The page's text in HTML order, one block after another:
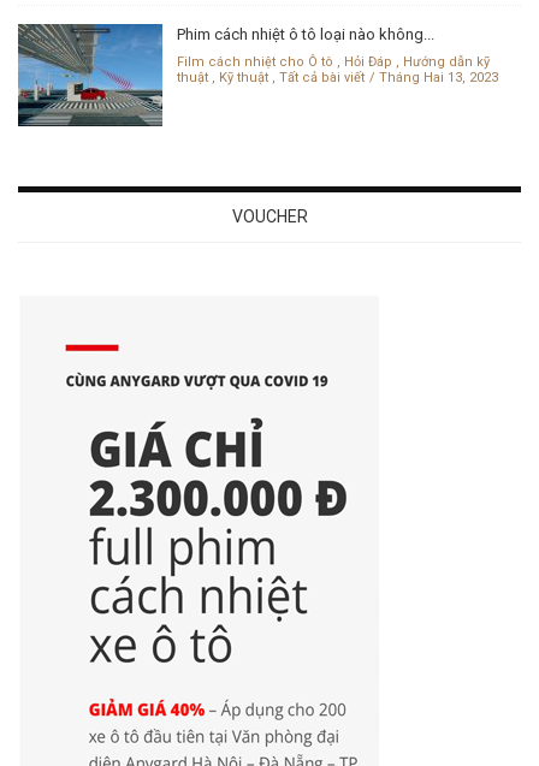
Phim cách nhiệt ô tô loại nào không...
Film cách nhiệt cho Ô tô , Hỏi Đáp , Hướng dẫn kỹ
thuật , Kỹ thuật , Tất cả bài viết Tháng Hai 13, 2023
VOUCHER